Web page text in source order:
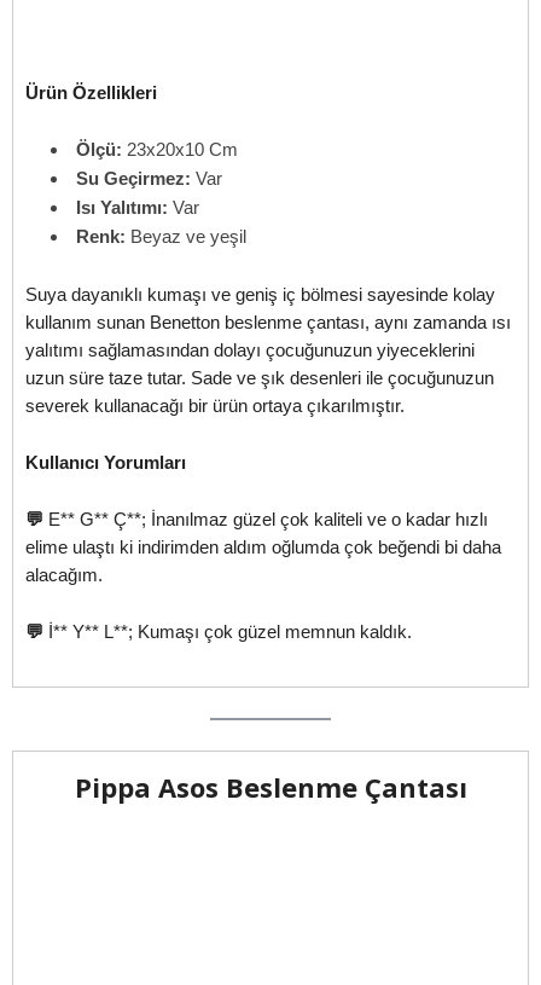
Ürün Özellikleri
Ölçü: 23x20x10 Cm
Su Geçirmez: Var
Isı Yalıtımı: Var
Renk: Beyaz ve yeşil
Suya dayanıklı kumaşı ve geniş iç bölmesi sayesinde kolay
kullanım sunan Benetton beslenme çantası, aynı zamanda ısı
yalıtımı sağlamasından dolayı çocuğunuzun yiyeceklerini
uzun süre taze tutar. Sade ve şık desenleri ile çocuğunuzun
severek kullanacağı bir ürün ortaya çıkarılmıştır.
Kullanıcı Yorumları
💬 E** G** Ç**; İnanılmaz güzel çok kaliteli ve o kadar hızlı
elime ulaştı ki indirimden aldım oğlumda çok beğendi bi daha
alacağım.
💬 İ** Y** L**; Kumaşı çok güzel memnun kaldık.
Pippa Asos Beslenme Çantası